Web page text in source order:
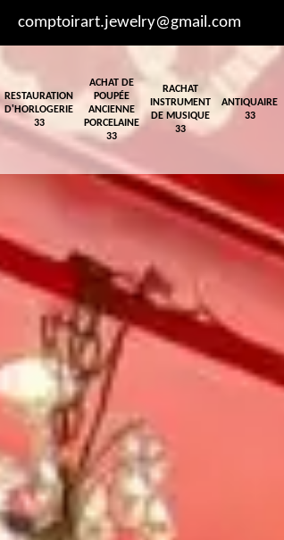
comptoirart.jewelry@gmail.com
RESTAURATION
D'HORLOGERIE
33
ACHAT DE
POUPÉE
ANCIENNE
PORCELAINE
33
RACHAT
INSTRUMENT
DE MUSIQUE
33
ANTIQUAIRE
33